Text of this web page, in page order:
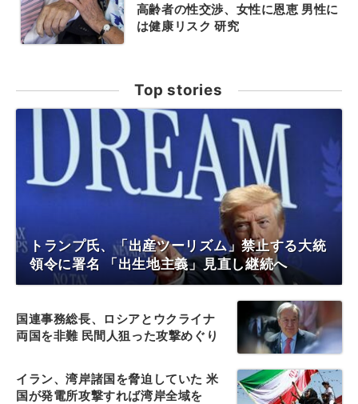
高齢者の性交渉、女性に恩恵 男性に
は健康リスク 研究
Top stories
トランプ氏、「出産ツーリズム」禁止する大統
領令に署名 「出生地主義」見直し継続へ
国連事務総長、ロシアとウクライナ
両国を非難 民間人狙った攻撃めぐり
イラン、湾岸諸国を脅迫していた 米
国が発電所攻撃すれば湾岸全域を